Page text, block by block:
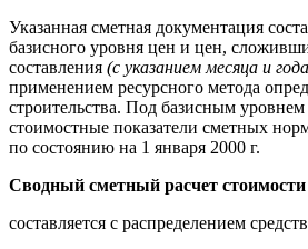
Указанная сметная документация
базисного уровня цен и цен,
составления (с указанием месяца и
применением ресурсного метода
строительства. Под базисным
стоимостные показатели сметных
по состоянию на 1 января 2000 г.
Сводный сметный расчет стоимости
составляется с распределением